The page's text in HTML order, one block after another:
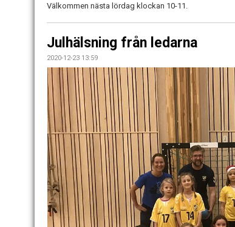
Välkommen nästa lördag klockan 10-11.
Julhälsning från ledarna
2020-12-23 13:59